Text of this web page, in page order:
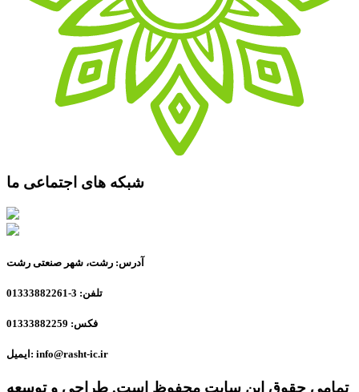
شبکه های اجتماعی ما
آدرس: رشت، شهر صنعتی رشت
تلفن: 3-01333882261
فکس: 01333882259
ایمیل: info@rasht-ic.ir
تمامی حقوق این سایت محفوظ است. طراحی و توسعه